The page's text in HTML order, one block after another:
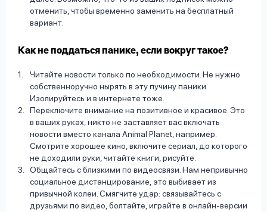
отменить, чтобы временно заменить на бесплатный
вариант.
Как не поддаться панике, если вокруг такое?
Читайте новости только по необходимости. Не нужно
собственноручно нырять в эту пучину паники.
Изолируйтесь и в интернете тоже.
Переключите внимание на позитивное и красивое. Это
в ваших руках, никто не заставляет вас включать
новости вместо канала Animal Planet, например.
Смотрите хорошее кино, включите сериал, до которого
не доходили руки, читайте книги, рисуйте.
Общайтесь с близкими по видеосвязи. Нам непривычно
социальное дистанцирование, это выбивает из
привычной колеи. Смягчите удар: связывайтесь с
друзьями по видео, болтайте, играйте в онлайн-версии